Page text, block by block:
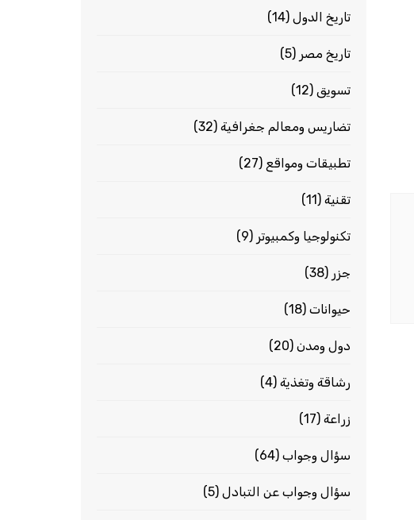
تاريخ الدول (14)
تاريخ مصر (5)
تسويق (12)
تضاريس ومعالم جغرافية (32)
تطبيقات ومواقع (27)
تقنية (11)
تكنولوجيا وكمبيوتر (9)
جزر (38)
حيوانات (18)
دول ومدن (20)
رشاقة وتغذية (4)
زراعة (17)
سؤال وجواب (64)
سؤال وجواب عن التبادل (5)